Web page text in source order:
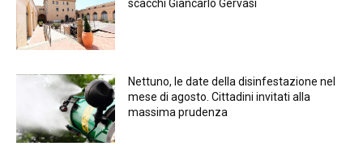
scacchi Giancarlo Gervasi
Nettuno, le date della disinfestazione nel
mese di agosto. Cittadini invitati alla
massima prudenza